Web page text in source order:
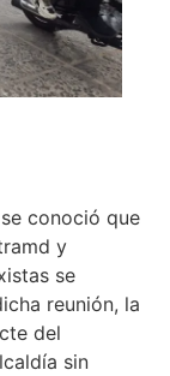
conoció que
y
se
reunión, la
del
sin